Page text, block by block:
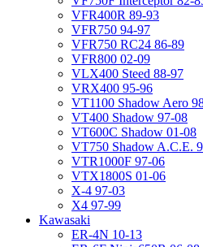
VFR400R 89-93
VFR750 94-97
VFR750 RC24 86-89
VFR800 02-09
VLX400 Steed 88-97
VRX400 95-96
VT1100 Shadow Aero
VT400 Shadow 97-08
VT600C Shadow 01-08
VT750 Shadow A.C.E.
VTR1000F 97-06
VTX1800S 01-06
X-4 97-03
X4 97-99
Kawasaki
ER-4N 10-13